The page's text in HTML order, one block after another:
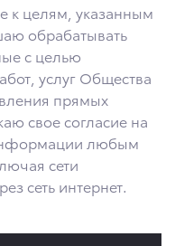
изменение),
(предоставление,
персональных
данные
является
с посетителями
данных
на сайте
к целям, указанным
обрабатывать
с целью
услуг Общества
прямых
свое согласие на
любым
сети
сеть интернет.